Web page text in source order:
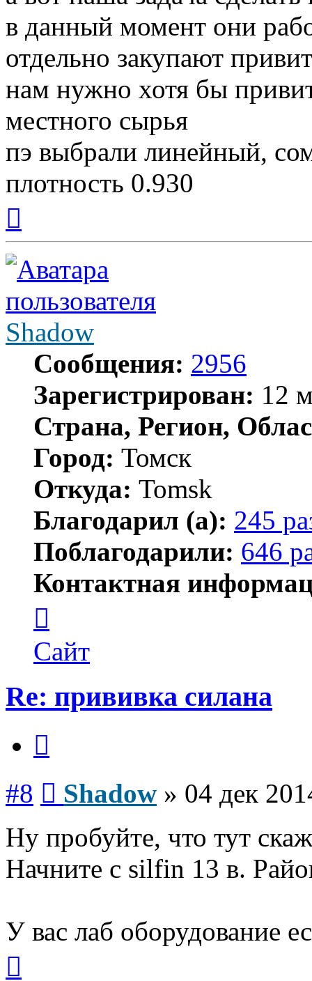
в данный момент они
отдельно закупают
нам нужно хотя бы
местного сырья
пэ выбрали линейный,
плотность 0.930
началу
Shadow
Сообщения: 2956
Зарегистрирован: 12
Страна, Регион,
Город: Томск
Откуда: Tomsk
Благодарил (а): 245
Поблагодарили: 646
Контактная
пользователя
Shadow
Сайт
Re: прививка силана
#8 Shadow » 04 дек
Ну пробуйте, что тут
Начните с silfin 13 в.
У вас лаб оборудование
началу